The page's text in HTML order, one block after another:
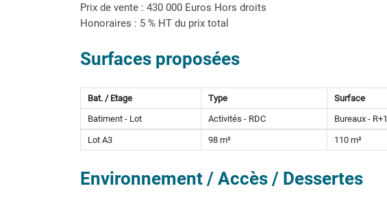
Prix de vente : 430 000 Euros Hors droits
Honoraires : 5 % HT du prix total
Surfaces proposées
Bat. / Etage Type Surface
Batiment - Lot
Activités - RDC Bureaux - R+1
Lot A3 98 m² 110 m²
Environnement / Accès / Dessertes